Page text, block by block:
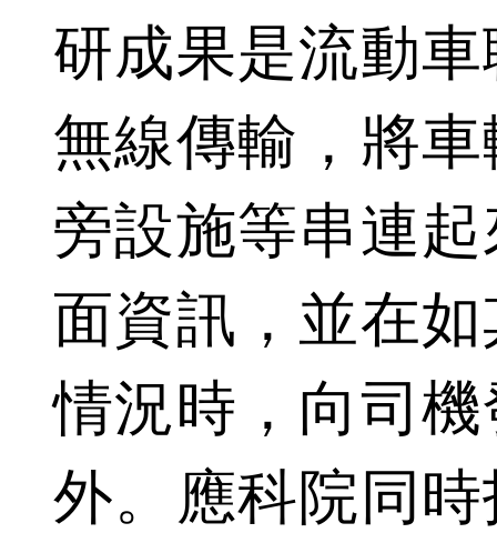
研成果是流動
無線傳輸，將
旁設施等串連
面資訊，並在
情況時，向司
外。應科院同